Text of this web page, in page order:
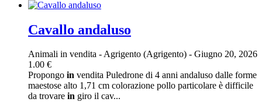
Cavallo andaluso
Animali in vendita -Agrigento (Agrigento) - Giugno 20, 2026
1.00 €
Propongo in vendita Puledrone di 4 anni andaluso dalle forme
maestose alto 1,71 cm colorazione pollo particolare è difficile
da trovare in giro il cav...